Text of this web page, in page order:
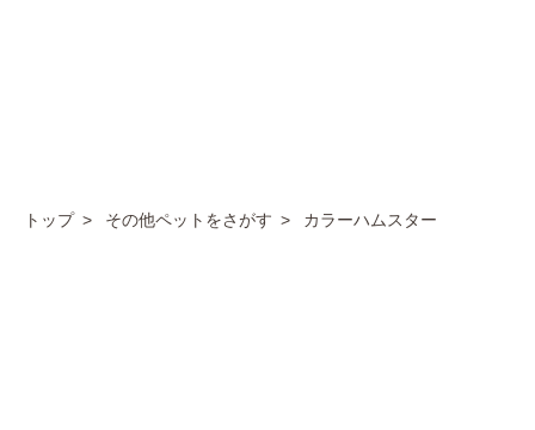
トップ その他ペットをさがす カラーハムスター